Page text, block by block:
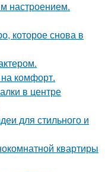
настроением.
которое снова в
комфорт.
в центре
для стильного и
квартиры